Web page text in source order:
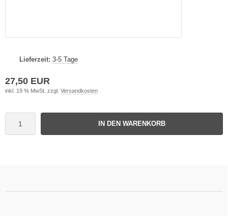
Lieferzeit: 3-5 Tage
27,50 EUR
inkl. 19 % MwSt. zzgl. Versandkosten
IN DEN WARENKORB